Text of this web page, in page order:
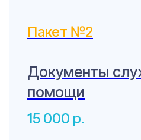
Пакет №2
Документы
помощи
15 000 р.